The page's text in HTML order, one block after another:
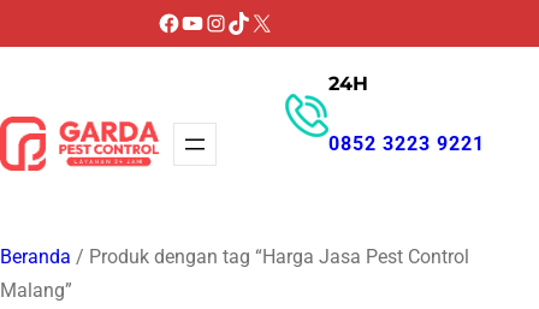
ke
Facebook
YouTube
Instagram
TikTok
X
24H
0852 3223 9221
Beranda / Produk dengan tag “Harga Jasa Pest Control
Malang”